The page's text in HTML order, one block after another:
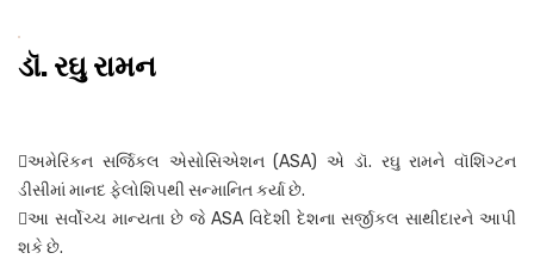
ડૉ. રઘુ રામન
અમેરિકન સર્જિકલ એસોસિએશન (ASA) એ ડૉ. રઘુ રામને વૉશિંગ્ટન
ડીસીમાં માનદ ફેલોશિપથી સન્માનિત કર્યા છે.
આ સર્વોચ્ચ માન્યતા છે જે ASA વિદેશી દેશના સર્જીકલ સાથીદારને આપી
શકે છે.